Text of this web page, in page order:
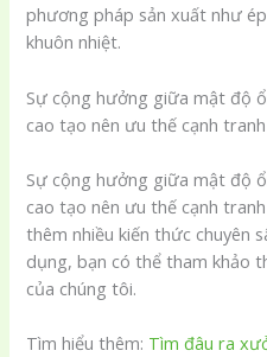
phương pháp sản xuất như
khuôn nhiệt.
Sự cộng hưởng giữa mật độ
cao tạo nên ưu thế cạnh
Sự cộng hưởng giữa mật độ
cao tạo nên ưu thế cạnh
thêm nhiều kiến thức chuyên
dụng, bạn có thể tham khảo
của chúng tôi.
Tìm hiểu thêm: Tìm đâu ra